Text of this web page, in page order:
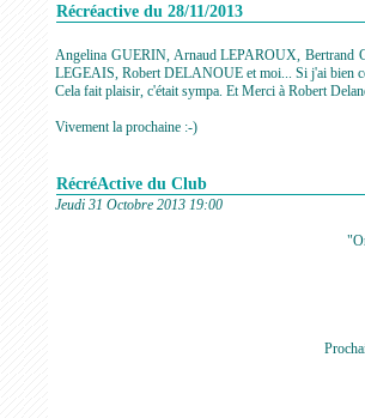
Récréactive du 28/11/2013
Angelina GUERIN, Arnaud LEPAROUX,
LEGEAIS, Robert DELANOUE et moi... Si j'ai bien
Cela fait plaisir, c'était sympa. Et Merci à Robert
Vivement la prochaine :-)
RécréActive du Club
Jeudi 31 Octobre 2013 19:00